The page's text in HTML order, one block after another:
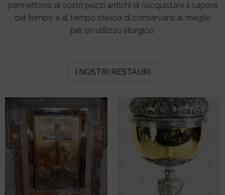
permettono ai vostri pezzi antichi di riacquistare il sapore
del tempo e al tempo stesso di conservarsi al meglio
per un utilizzo liturgico.
I NOSTRI RESTAURI